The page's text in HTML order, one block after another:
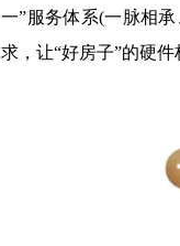
一”服务体系(一脉相
求，让“好房子”的硬